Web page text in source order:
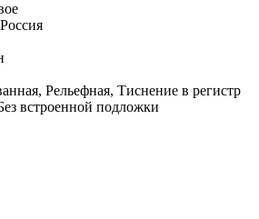
Россия
Рельефная, Тиснение в регистр
встроенной подложки